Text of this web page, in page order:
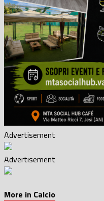
Advertisement
Advertisement
More in Calcio